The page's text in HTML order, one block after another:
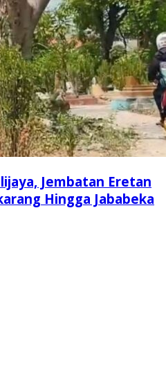
Jembatan Eretan
Hingga Jababeka